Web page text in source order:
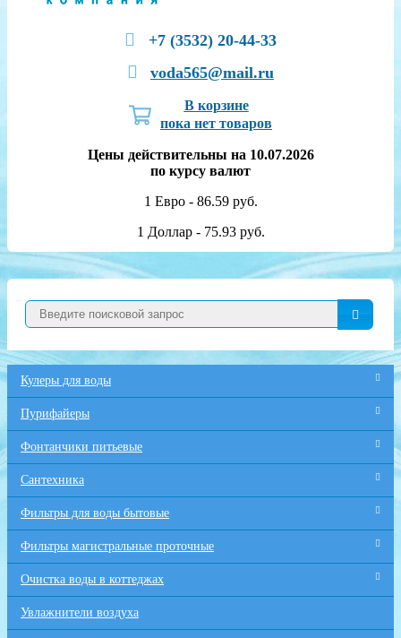
+7 (3532) 20-44-33
voda565@mail.ru
В корзине
пока нет товаров
Цены действительны на 10.07.2026
по курсу валют
1 Евро - 86.59 руб.
1 Доллар - 75.93 руб.
Кулеры для воды
Пурифайеры
Фонтанчики питьевые
Сантехника
Фильтры для воды бытовые
Фильтры магистральные проточные
Очистка воды в коттеджах
Увлажнители воздуха